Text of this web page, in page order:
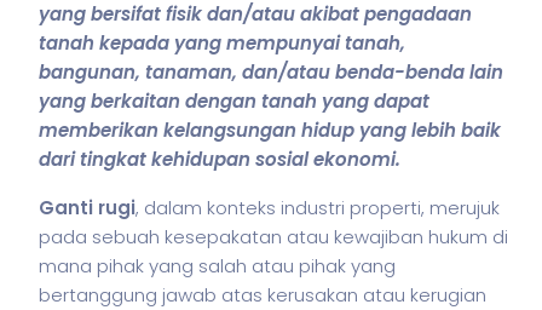
yang bersifat fisik dan/atau akibat pengadaan
tanah kepada yang mempunyai tanah,
bangunan, tanaman, dan/atau benda-benda lain
yang berkaitan dengan tanah yang dapat
memberikan kelangsungan hidup yang lebih baik
dari tingkat kehidupan sosial ekonomi.
Ganti rugi, dalam konteks industri properti, merujuk
pada sebuah kesepakatan atau kewajiban hukum di
mana pihak yang salah atau pihak yang
bertanggung jawab atas kerusakan atau kerugian